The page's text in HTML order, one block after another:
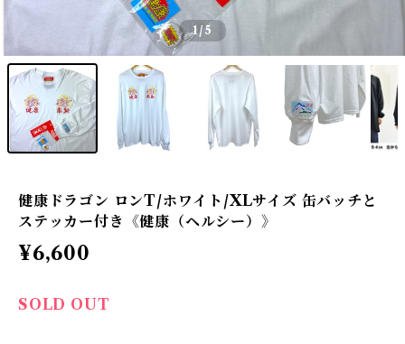
1/5
健康ドラゴン ロンT/ホワイト/XLサイズ 缶バッチと
ステッカー付き《健康（ヘルシー）》
¥6,600
SOLD OUT